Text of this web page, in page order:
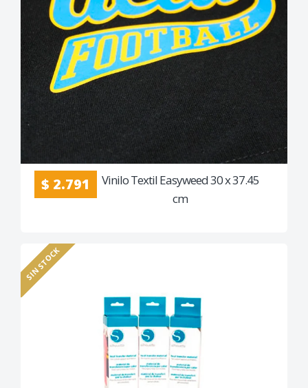
$ 2.791
Vinilo Textil Easyweed 30 x 37.45
cm
SIN STOCK